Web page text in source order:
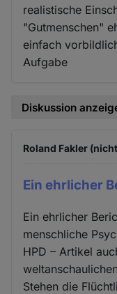
realistische
"Gutmenschen"
einfach
Aufgabe
Diskussion
Roland Fakler
Ein ehrlicher
Ein ehrlicher
menschliche
HPD – Artikel
Stehen die